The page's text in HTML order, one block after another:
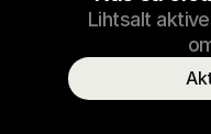
Tossukingade
23.09.2022 17:29
Lihtsalt